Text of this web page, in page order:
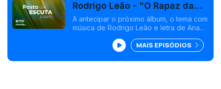
Rodrigo Leão - "O Rapaz da
Montanha"
A antecipar o próximo álbum, o tema com
música de Rodrigo Leão e letra de Ana
José Peixoto como convidado especial
e com a voz principal de Ana Vieira.<br
/>
MAIS EPISÓDIOS